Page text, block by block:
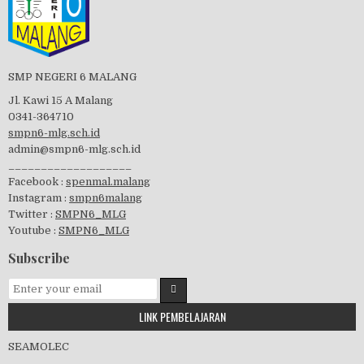
visitasi PPK 2019
GSF 2019
Pembagian Ijazah 2020
SMP NEGERI 6 MALANG
Jl. Kawi 15 A Malang
0341-364710
smpn6-mlg.sch.id
admin@smpn6-mlg.sch.id
Facebook : spenmal.malang
Instagram : smpn6malang
Twitter : SMPN6_MLG
Youtube : SMPN6_MLG
Subscribe
LINK PEMBELAJARAN
SEAMOLEC